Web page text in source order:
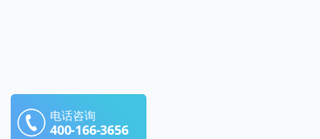
电话咨询
400-166-3656